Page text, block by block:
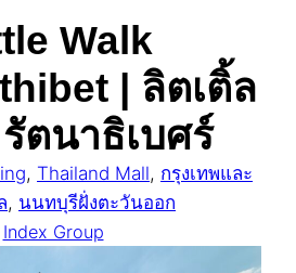
Walk
| ลิตเติ้ล
ตนาธิเบศร์
, Thailand Mall, กรุงเทพและ
, นนทบุรีฝั่งตะวันออก
Index Group